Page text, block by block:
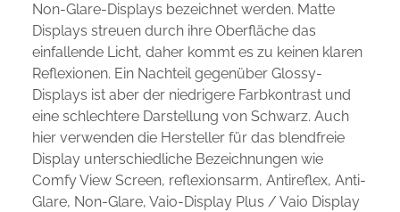
Non-Glare-Displays bezeichnet werden. Matte
Displays streuen durch ihre Oberfläche das
einfallende Licht, daher kommt es zu keinen klaren
Reflexionen. Ein Nachteil gegenüber Glossy-
Displays ist aber der niedrigere Farbkontrast und
eine schlechtere Darstellung von Schwarz. Auch
hier verwenden die Hersteller für das blendfreie
Display unterschiedliche Bezeichnungen wie
Comfy View Screen, reflexionsarm, Antireflex, Anti-
Glare, Non-Glare, Vaio-Display Plus / Vaio Display